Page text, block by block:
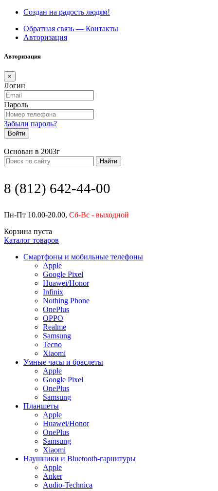
Создан на радость людям!
Обратная связь — Контакты
Авторизация
Авторизация
×
Логин
Пароль
Забыли пароль?
Войти
Основан в 2003г
Найти
8 (812) 642-44-00
Пн-Пт 10.00-20.00, Сб-Вс - выходной
Корзина пуста
Каталог товаров
Смартфоны и мобильные телефоны
Apple
Google Pixel
Huawei/Honor
Infinix
Nothing Phone
OnePlus
OPPO
Realme
Samsung
Tecno
Xiaomi
Умные часы и браслеты
Apple
Google Pixel
OnePlus
Samsung
Планшеты
Apple
Huawei/Honor
OnePlus
Samsung
Xiaomi
Наушники и Bluetooth-гарнитуры
Apple
Anker
Audio-Technica